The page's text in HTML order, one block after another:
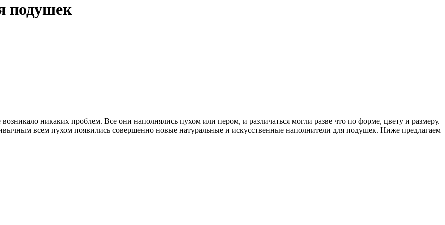
подушек
возникало никаких проблем. Все они наполнялись пухом или пером, и различаться могли разве что по форме, цвету и размеру.
всем пухом появились совершенно новые натуральные и искусственные наполнители для подушек. Ниже предлагаем